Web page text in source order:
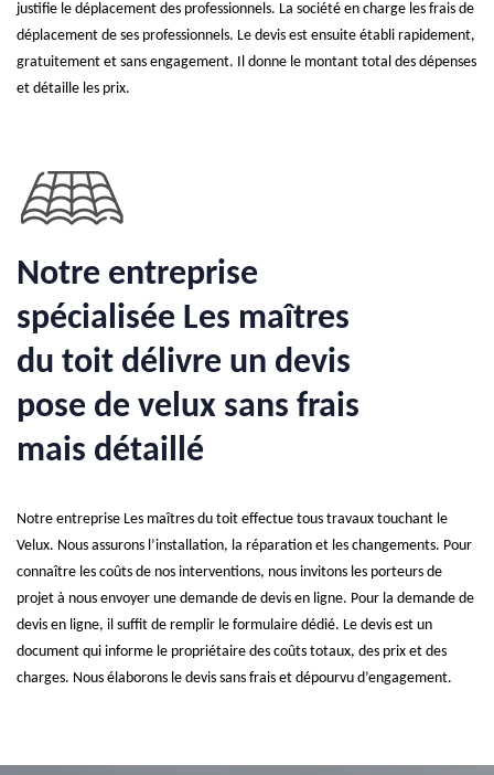
justifie le déplacement des professionnels. La société en charge les frais de
déplacement de ses professionnels. Le devis est ensuite établi rapidement,
gratuitement et sans engagement. Il donne le montant total des dépenses
et détaille les prix.
Notre entreprise
spécialisée Les maîtres
du toit délivre un devis
pose de velux sans frais
mais détaillé
Notre entreprise Les maîtres du toit effectue tous travaux touchant le
Velux. Nous assurons l’installation, la réparation et les changements. Pour
connaître les coûts de nos interventions, nous invitons les porteurs de
projet à nous envoyer une demande de devis en ligne. Pour la demande de
devis en ligne, il suffit de remplir le formulaire dédié. Le devis est un
document qui informe le propriétaire des coûts totaux, des prix et des
charges. Nous élaborons le devis sans frais et dépourvu d’engagement.